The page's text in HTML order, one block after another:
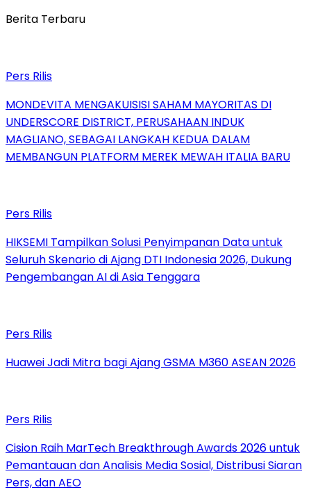
Berita Terbaru
Pers Rilis
MONDEVITA MENGAKUISISI SAHAM MAYORITAS DI
UNDERSCORE DISTRICT, PERUSAHAAN INDUK
MAGLIANO, SEBAGAI LANGKAH KEDUA DALAM
MEMBANGUN PLATFORM MEREK MEWAH ITALIA BARU
Pers Rilis
HIKSEMI Tampilkan Solusi Penyimpanan Data untuk
Seluruh Skenario di Ajang DTI Indonesia 2026, Dukung
Pengembangan AI di Asia Tenggara
Pers Rilis
Huawei Jadi Mitra bagi Ajang GSMA M360 ASEAN 2026
Pers Rilis
Cision Raih MarTech Breakthrough Awards 2026 untuk
Pemantauan dan Analisis Media Sosial, Distribusi Siaran
Pers, dan AEO